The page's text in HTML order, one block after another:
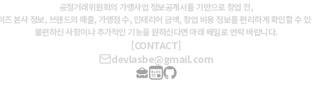
공정거래위원회의 가맹사업 정보공개서를 기반으로 창업 전,
즈 본사 정보, 브랜드의 매출, 가맹점 수, 인테리어 금액, 창업 비용 정보를 편리하게 확인할 수
불편하신 사항이나 추가적인 기능을 원하신다면 아래 메일로 연락 바랍니다.
[CONTACT]
devlasbe@gmail.com